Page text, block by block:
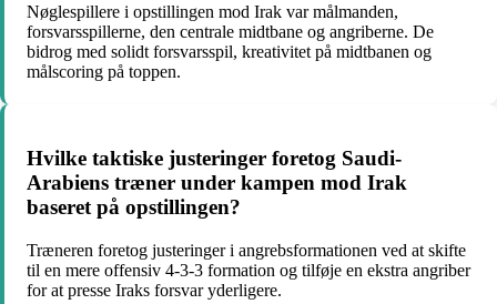
Nøglespillere i opstillingen mod Irak var målmanden,
forsvarsspillerne, den centrale midtbane og angriberne. De
bidrog med solidt forsvarsspil, kreativitet på midtbanen og
målscoring på toppen.
Hvilke taktiske justeringer foretog Saudi-
Arabiens træner under kampen mod Irak
baseret på opstillingen?
Træneren foretog justeringer i angrebsformationen ved at skifte
til en mere offensiv 4-3-3 formation og tilføje en ekstra angriber
for at presse Iraks forsvar yderligere.